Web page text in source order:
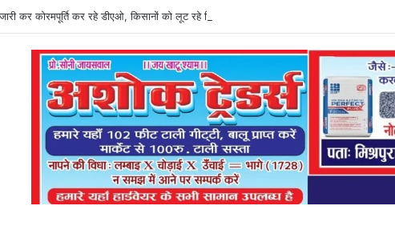
कर कोरमपूर्ति कर रहे डीएओ, किसानों को लूट रहे निजी दुकानदार